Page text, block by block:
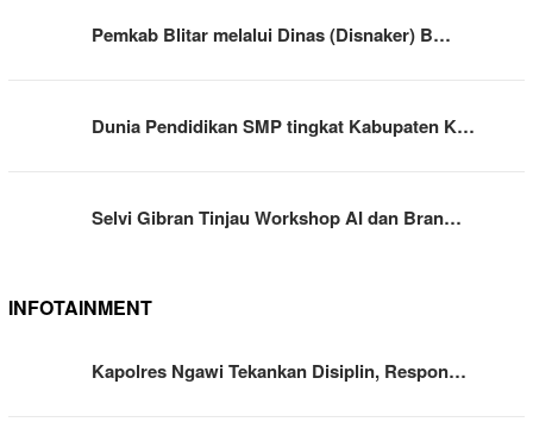
Pemkab Blitar melalui Dinas (Disnaker) B…
Dunia Pendidikan SMP tingkat Kabupaten K…
Selvi Gibran Tinjau Workshop AI dan Bran…
INFOTAINMENT
Kapolres Ngawi Tekankan Disiplin, Respon…